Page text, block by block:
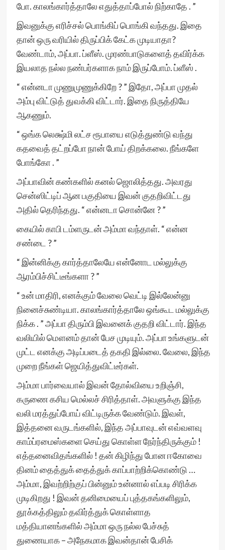
போ. காலங்கார்த்தாலே எதுத்தாப்போல் நிற்காதே . ”
இவனுக்கு எரிச்சல் பொங்கிப் பொங்கி வந்தது. இதை
தான் ஒரு வரியில் திருப்பிக் கேட்க முடியாதா?
வேண்டாம், அப்பா. ப்ளீஸ். முரண்பாடுகளைத் தவிர்க்க
இயலாத நல்ல நண்பர்களாக நாம் இருப்போம். ப்ளீஸ் .
“ என்னடா முணுமுணுக்கிறே ? ” இதோ, அப்பா முதல்
அம்பு விட்டுத் துவக்கி விட்டார். இதை நிருத்தியே
ஆகணும்.
“ ஒங்க லெக்ஷ்மி லட்ச ரூபாயை எடுத்துண்டு வந்து
கதவைத் தட்றப்போ நான் போய் திறக்கலை. நீங்களே
போங்கோ . ”
அப்பாவின் கண்களில் கனல் ஜொலித்தது. அவரது
சென்ஸிட்டிப் ஆன பகுதியை இவன் குதறிவிட்டது
அதில் தெரிந்தது. “ என்னடா சொன்னே ? ”
கையில் காபி டம்ளருடன் அம்மா வந்தாள். “ என்ன
சண்டை ? ”
“ இன்னிக்கு கார்த்தாலேயே என்னோட மல்லுக்கு
ஆரம்பிச்சிட்டீங்களா ? ”
“ உன் மாதிரி, எனக்கும் வேலை வெட்டி இல்லேன்னு
நினைச்சுண்டியா. காலங்கார்த்தாலே ஒங்கூட மல்லுக்கு
நிக்க . ” அப்பா திரும்பி இவனைக் குதறி விட்டார். இந்த
வலியில் மௌனம் தான் பேச முடியும். அப்பா உங்களுடன்
முட்ட எனக்கு அடிப்படைத் தகதி இல்லை. வேலை, இந்த
முறை நீங்கள் ஜெயித்துவிட்டீர்கள்.
அம்மா பார்வையால் இவன் தோல்வியை உறிஞ்சி,
கருணை கசிய மெல்லச் சிரித்தாள். அவளுக்கு இந்த
வலி மரத்துப்போய் விட்டிருக்க வேண்டும். இவள்,
இத்தனை வருடங்களில், இந்த அப்பாவுடன் எவ்வளவு
காம்ப்ரமைஸ்களை செய்து கொள்ள நேர்ந்திருக்கும் !
எத்தனைவிதங்களில் ! தன் கிழிந்து போன ஈகோவை
தினம் தைத்துக் தைத்துக் காப்பாற்றிக்கொண்டு …
அம்மா, இவற்றிற்குப் பின்னும் உன்னால் எப்படி சிரிக்க
முடிகிறது ! இவன் தனிமையைப் புத்தகங்களிலும்,
தூக்கத்திலும் தவிர்த்துக் கொள்ளாத
மத்தியானங்களில் அம்மா ஒரு நல்ல பேச்சுத்
துணையாக – அநேகமாக இவன்தான் பேசிக்